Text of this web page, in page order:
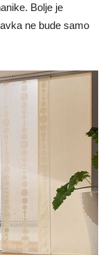
Bolje je
ne bude samo